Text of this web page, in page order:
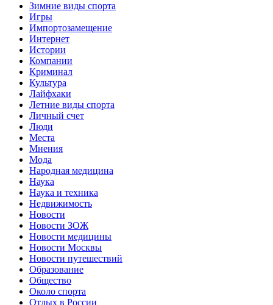
Зимние виды спорта
Игры
Импортозамещение
Интернет
Истории
Компании
Криминал
Культура
Лайфхаки
Летние виды спорта
Личный счет
Люди
Места
Мнения
Мода
Народная медицина
Наука
Наука и техника
Недвижимость
Новости
Новости ЗОЖ
Новости медицины
Новости Москвы
Новости путешествий
Образование
Общество
Около спорта
Отдых в России